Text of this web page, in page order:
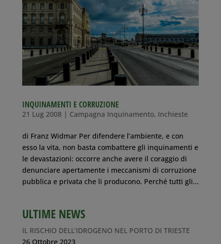
INQUINAMENTI E CORRUZIONE
21 Lug 2008 | Campagna Inquinamento, Inchieste
di Franz Widmar Per difendere l’ambiente, e con
esso la vita, non basta combattere gli inquinamenti e
le devastazioni: occorre anche avere il coraggio di
denunciare apertamente i meccanismi di corruzione
pubblica e privata che li producono. Perché tutti gli...
ULTIME NEWS
IL RISCHIO DELL’IDROGENO NEL PORTO DI TRIESTE
26 Ottobre 2023